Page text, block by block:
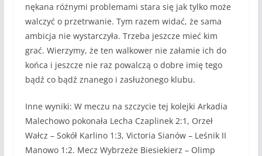
nękana różnymi problemami stara się jak tylko może
walczyć o przetrwanie. Tym razem widać, że sama
ambicja nie wystarczyła. Trzeba jeszcze mieć kim
grać. Wierzymy, że ten walkower nie załamie ich do
końca i jeszcze nie raz powalczą o dobre imię tego
bądź co bądź znanego i zasłużonego klubu.
Inne wyniki: W meczu na szczycie tej kolejki Arkadia
Malechowo pokonała Lecha Czaplinek 2:1, Orzeł
Wałcz – Sokół Karlino 1:3, Victoria Sianów – Leśnik II
Manowo 1:2. Mecz Wybrzeże Biesiekierz – Olimp